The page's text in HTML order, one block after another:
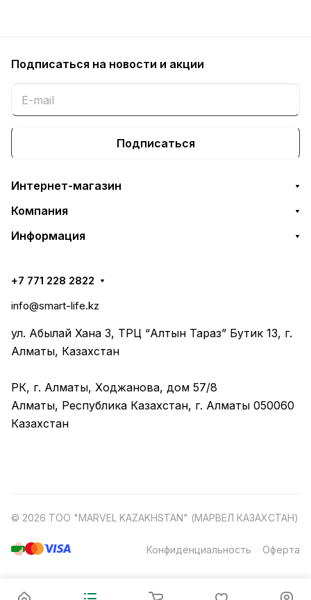
Подписаться на новости и акции
Подписаться
Интернет-магазин
Компания
Информация
+7 771 228 2822
info@smart-life.kz
ул. Абылай Хана 3, ТРЦ “Алтын Тараз” Бутик 13, г.
Алматы, Казахстан
РК, г. Алматы, Ходжанова, дом 57/8
Алматы, Республика Казахстан, г. Алматы 050060
Казахстан
© 2026 ТОО "MARVEL KAZAKHSTAN" (МАРВЕЛ КАЗАХСТАН)
Конфиденциальность Оферта